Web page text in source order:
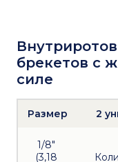
брекетов с
силе
Размер 2
1/8"
(3,18